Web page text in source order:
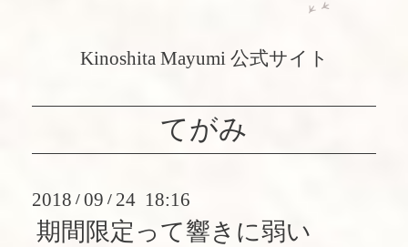
Kinoshita Mayumi 公式サイト
てがみ
2018 / 09 / 24 18:16
期間限定って響きに弱い